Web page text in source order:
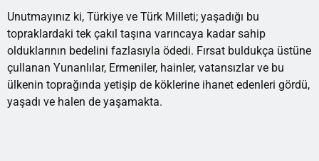
Unutmayınız ki, Türkiye ve Türk Milleti; yaşadığı bu
topraklardaki tek çakıl taşına varıncaya kadar sahip
olduklarının bedelini fazlasıyla ödedi. Fırsat buldukça üstüne
çullanan Yunanlılar, Ermeniler, hainler, vatansızlar ve bu
ülkenin toprağında yetişip de köklerine ihanet edenleri gördü,
yaşadı ve halen de yaşamakta.